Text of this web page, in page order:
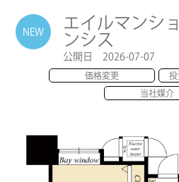
NEW
エイルマンシ
ンシス
公開日 2026-07-07
価格変更 投
当社媒介